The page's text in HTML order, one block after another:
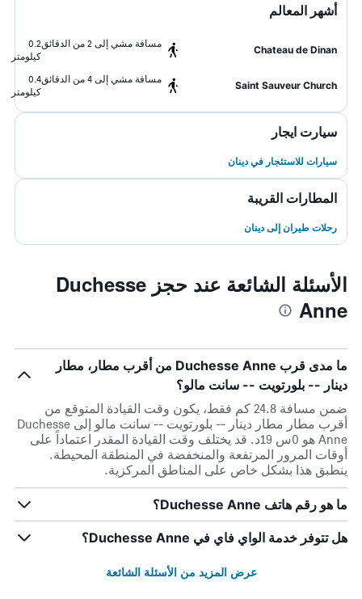
أشهر المعالم
Chateau de Dinan
مسافة مشي إلى 2 من الدقائق
0.2
كيلومتر
Saint Sauveur Church
مسافة مشي إلى 4 من الدقائق
0.4
كيلومتر
سيارت ايجار
سيارات للاستئجار في دينان
المطارات القريبة
رحلات طيران إلى دينان
الأسئلة الشائعة عند حجز Duchesse
Anne
ما مدى قرب Duchesse Anne من أقرب مطار، مطار
دينار -- بلورتويت -- سانت مالو؟
ضمن مسافة 24.8 كم فقط، يكون وقت القيادة المتوقع من
أقرب مطار مطار دينار -- بلورتويت -- سانت مالو إلى Duchesse
Anne هو 0س 19د. قد يختلف وقت القيادة المقدر اعتماداً على
أوقات المرور المرتفعة والمنخفضة في المنطقة المحيطة.
ينطبق هذا بشكل خاص على المناطق المركزية.
ما هو رقم هاتف Duchesse Anne؟
هل تتوفر خدمة الواي فاي في Duchesse Anne؟
عرض المزيد من الأسئلة الشائعة